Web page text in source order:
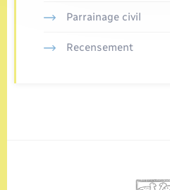
Parrainage civil
Recensement